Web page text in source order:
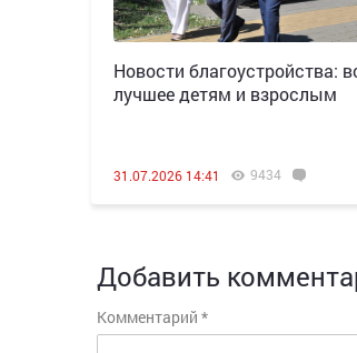
Новости благоустройства:
лучшее детям и взрослым
31.07.2026 14:41 9434
Добавить
Комментарий *